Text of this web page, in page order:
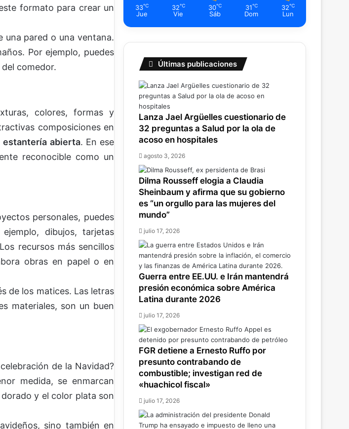
formato para crear un
una pared o una ventana.
Por ejemplo, puedes
comedor.
colores, formas y
composiciones en
estantería abierta. En ese
reconocible como un
personales, puedes
dibujos, tarjetas
recursos más sencillos
obras en papel o en
de los matices. Las letras
materiales, son un buen
de la Navidad?
medida, se enmarcan
y el color plata son
sino también en
33℃
Jue
32℃
Vie
30℃
Sáb
31℃
Dom
32℃
Lun
Últimas publicaciones
Lanza Jael Argüelles cuestionario de
32 preguntas a Salud por la ola de
acoso en hospitales
agosto 3, 2026
Dilma Rousseff elogia a Claudia
Sheinbaum y afirma que su gobierno
es “un orgullo para las mujeres del
mundo”
julio 17, 2026
Guerra entre EE.UU. e Irán mantendrá
presión económica sobre América
Latina durante 2026
julio 17, 2026
FGR detiene a Ernesto Ruffo por
presunto contrabando de
combustible; investigan red de
«huachicol fiscal»
julio 17, 2026